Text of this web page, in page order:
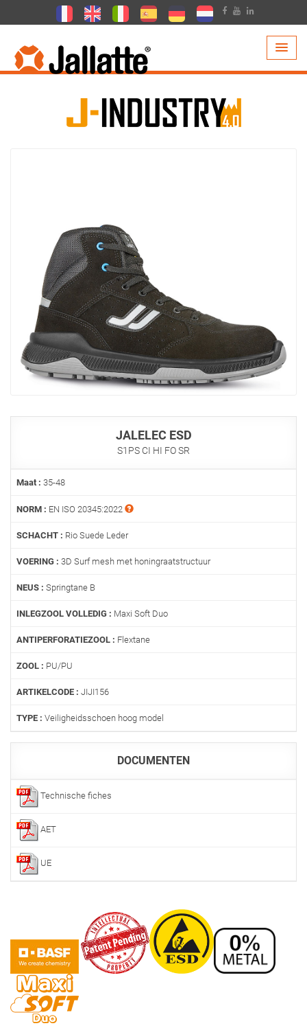
PRODUCTEN > COLLECTIE >
JALELEC ESD
S1PS CI HI FO SR
Maat : 35-48
NORM : EN ISO 20345:2022
SCHACHT : Rio Suede Leder
VOERING : 3D Surf mesh met honingraatstructuur
NEUS : Springtane B
INLEGZOOL VOLLEDIG : Maxi Soft Duo
ANTIPERFORATIEZOOL : Flextane
ZOOL : PU/PU
ARTIKELCODE : JIJI156
TYPE : Veiligheidsschoen hoog model
DOCUMENTEN
Technische fiches
AET
UE